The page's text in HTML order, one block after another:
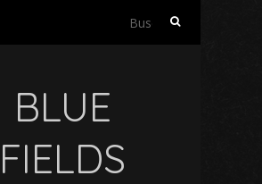
Buscar:
BLUE
FIELDS